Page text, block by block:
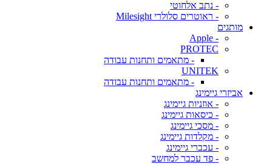
- נתב אלחוטי
- ראוטרים סלולרי Milesight
מותגים
- Apple
PROTEC
- מתאמים ותחנות עבודה
UNITEK
- מתאמים ותחנות עבודה
אביזרי גיימינג
- אוזניות גיימינג
- כיסאות גיימינג
- מסכי גיימינג
- מקלדות גיימינג
- עכברי גיימינג
- פד עכבר למחשב